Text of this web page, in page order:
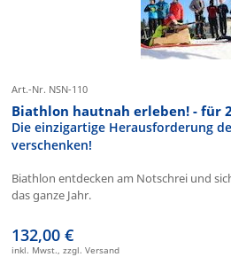
Art.-Nr. NSN-110
Biathlon hautnah erleben! - für
Die einzigartige Herausforderung
verschenken!
Biathlon entdecken am Notschrei und
das ganze Jahr.
132,00 €
inkl. Mwst., zzgl. Versand